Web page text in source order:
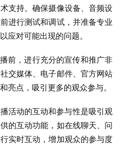
支持。确保摄像设备、音频设
进行测试和调试，并准备专业
应对可能出现的问题。
前，进行充分的宣传和推广非
交媒体、电子邮件、官方网站
亮点，吸引更多的观众参与。
播活动的互动和参与性是吸引观
的互动功能，如在线聊天、问
实时互动，增加观众的参与度